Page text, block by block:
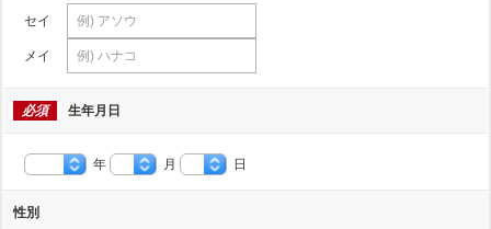
セイ
メイ
必須 生年月日
年 月 日
性別